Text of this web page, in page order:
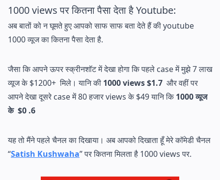
1000 views पर कितना पैसा देता है Youtube:
अब बातों को न घूमते हुए आपको साफ साफ बता देते हैं की youtube
1000 व्यूज का कितना पैसा देता है.
जैसा कि आपने ऊपर स्क्रीनशॉट में देखा होगा कि पहले case में मुझे 7 लाख
व्यूज के $1200+ मिले। यानि की 1000 views $1.7 और वहीं पर
आपने देखा दूसरे case में 80 हजार views के $49 यानि कि 1000 व्यूज
के $0 .6
यह तो मैंने पहले चैनल का दिखाया। अब आपको दिखाता हूँ मेरे कॉमेडी चैनल
“Satish Kushwaha” पर कितना मिलता है 1000 views पर.